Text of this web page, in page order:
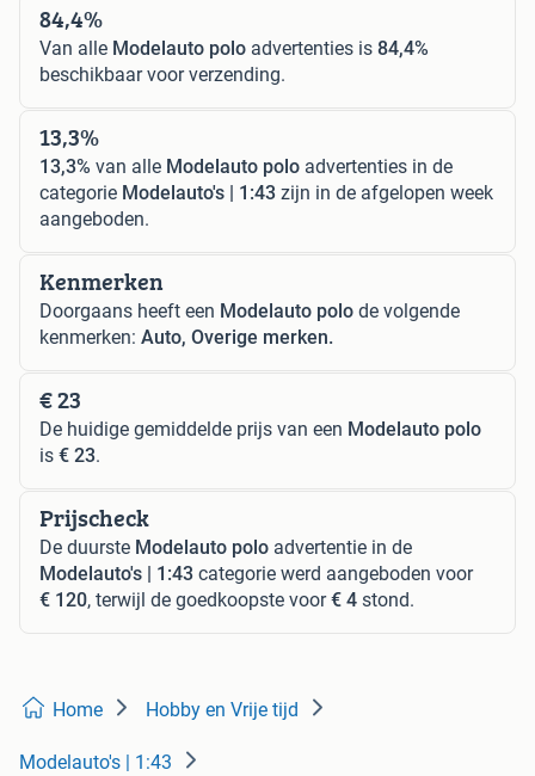
84,4%
Van alle Modelauto polo advertenties is 84,4%
beschikbaar voor verzending.
13,3%
13,3% van alle Modelauto polo advertenties in de
categorie Modelauto's | 1:43 zijn in de afgelopen week
aangeboden.
Kenmerken
Doorgaans heeft een Modelauto polo de volgende
kenmerken: Auto, Overige merken.
€ 23
De huidige gemiddelde prijs van een Modelauto polo
is € 23.
Prijscheck
De duurste Modelauto polo advertentie in de
Modelauto's | 1:43 categorie werd aangeboden voor
€ 120, terwijl de goedkoopste voor€ 4 stond.
Home Hobby en Vrije tijd
Modelauto's | 1:43